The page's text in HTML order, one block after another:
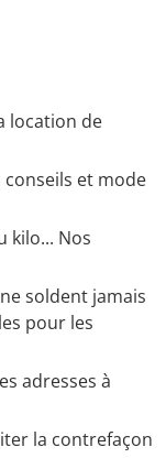
à
location de
conseils et mode
kilo... Nos
soldent jamais
pour les
adresses à
la contrefaçon